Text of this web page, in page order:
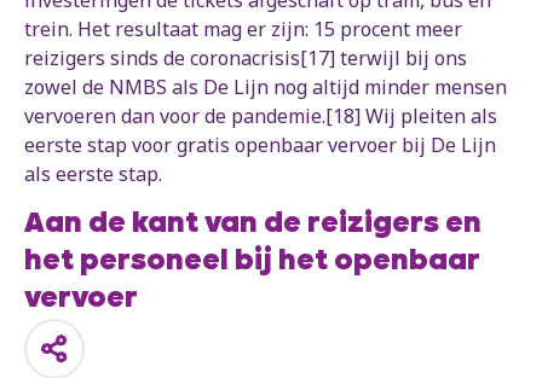
trein. Het resultaat mag er zijn: 15 procent meer
reizigers sinds de coronacrisis[17] terwijl bij ons
zowel de NMBS als De Lijn nog altijd minder mensen
vervoeren dan voor de pandemie.[18] Wij pleiten als
eerste stap voor gratis openbaar vervoer bij De Lijn
als eerste stap.
Aan de kant van de reizigers en
het personeel bij het openbaar
vervoer